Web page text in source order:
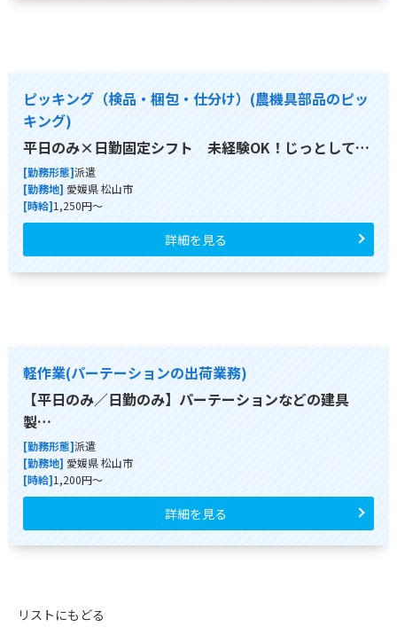
ピッキング（検品・梱包・仕分け）(農機具部品のピッ
キング)
平日のみ×日勤固定シフト 未経験OK！じっとして…
[勤務形態]派遣
[勤務地] 愛媛県 松山市
[時給]1,250円～
詳細を見る
軽作業(パーテーションの出荷業務)
【平日のみ／日勤のみ】パーテーションなどの建具
製…
[勤務形態]派遣
[勤務地] 愛媛県 松山市
[時給]1,200円～
詳細を見る
リストにもどる